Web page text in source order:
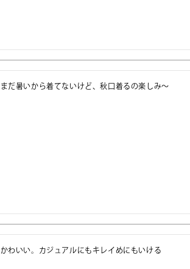
まだ暑いから着てないけど、秋口着るの楽しみ〜
かわいい。カジュアルにもキレイめにもいける